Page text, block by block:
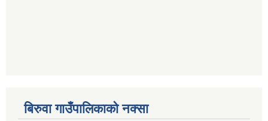
बिरुवा गाउँपालिकाको नक्सा